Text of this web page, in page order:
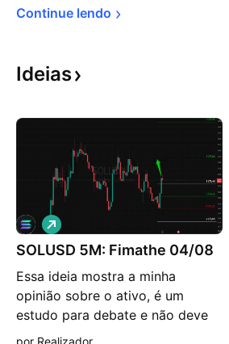
Continue lendo
Ideias
SOLUSD 5M: Fimathe 04/08
Essa ideia mostra a minha
opinião sobre o ativo, é um
estudo para debate e não deve
ser usado como entrada. Só
V
i
é
d
e
a
l
por Realizador